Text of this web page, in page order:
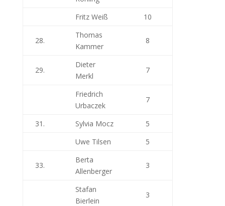
Fritz Weiß 10
28.
Thomas
Kammer
8
29.
Dieter
Merkl
7
Friedrich
Urbaczek
7
31. Sylvia Mocz
5
Uwe Tilsen
5
33.
Berta
Allenberger
3
Stafan
Bierlein
3